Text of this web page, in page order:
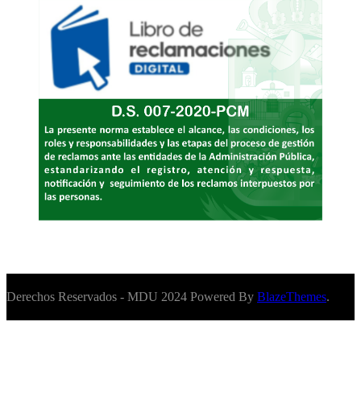
Derechos Reservados - MDU 2024 Powered By BlazeThemes.